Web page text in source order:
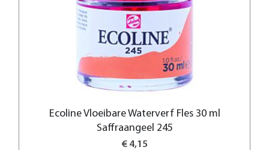
Ecoline Vloeibare Waterverf Fles 30 ml
Saffraangeel 245
€ 4,15